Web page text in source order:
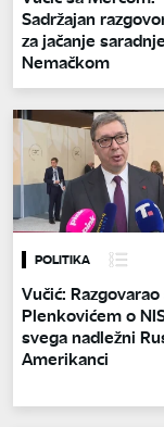
Sadržajan
za jačanje
Nemačkom
POLITIKA
Vučić:
Plenkovićem o
svega nadležni
Amerikanci